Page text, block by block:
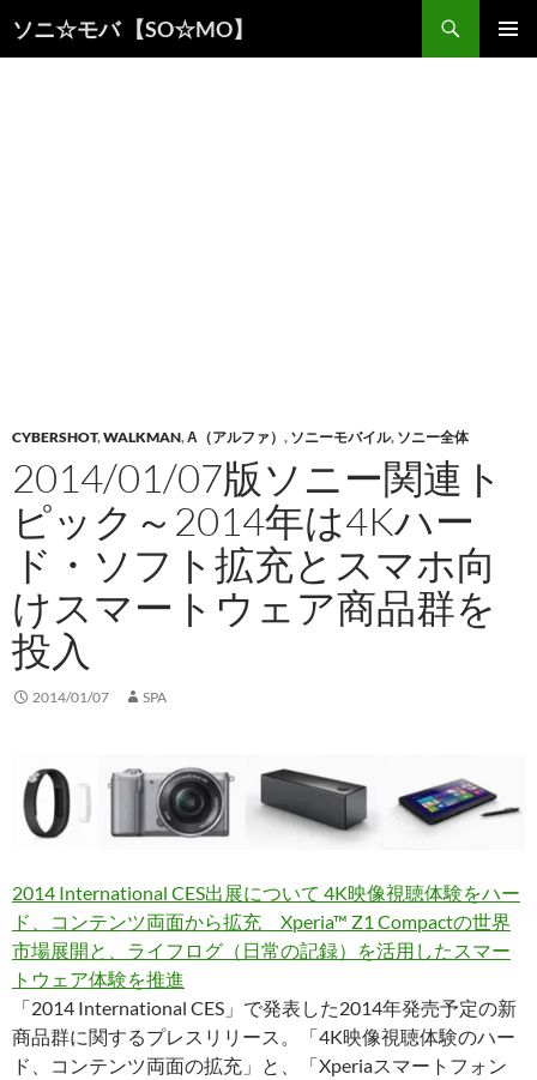
ソニ☆モバ 【SO☆MO】
索
CYBERSHOT,WALKMAN,Α（アルファ） , ソニーモバイル, ソニー全体
2014/01/07版ソニー関連ト
ピック～2014年は4Kハー
ド・ソフト拡充とスマホ向
けスマートウェア商品群を
投入
2014/01/07 SPA
2014 International CES出展について 4K映像視聴体験をハー
ド、コンテンツ両面から拡充 Xperia™ Z1 Compactの世界
市場展開と、ライフログ（日常の記録）を活用したスマー
トウェア体験を推進
「2014 International CES」で発表した2014年発売予定の新
商品群に関するプレスリリース。「4K映像視聴体験のハー
ド、コンテンツ両面の拡充」と、「Xperiaスマートフォン